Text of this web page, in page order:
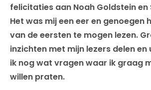
felicitaties aan Noah Goldstein en
Het was mij een eer en genoegen
van de eersten te mogen lezen.
inzichten met mijn lezers delen
ik nog wat vragen waar ik graag
willen praten.